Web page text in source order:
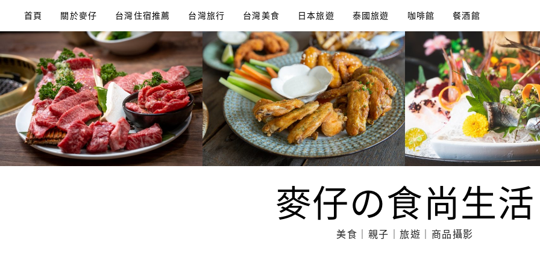
content
首頁 關於麥仔 台灣住宿推薦 台灣旅行 台灣美食 日本旅遊 泰國旅遊 咖啡館 餐酒館
麥仔の食尚生活
美食｜親子｜旅遊｜商品攝影